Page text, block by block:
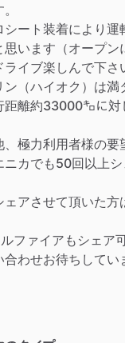
シート装着により
思います（オープン
ライブ楽しんで下さ
ン（ハイオク）は満
距離約33000㌔に対
、極力利用者様の要
ニカでも50回以上
ェアさせて頂いた方
ファイアもシェア
合わせお待ちしてい